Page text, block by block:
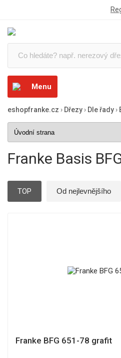
Menu
eshopfranke.cz › Dřezy› Dle řady›
Franke Basis
TOP Od nejlevnějšího
Franke BFG 651-78 grafit